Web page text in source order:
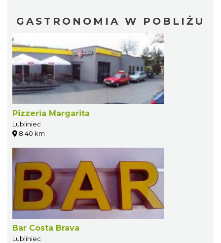
GASTRONOMIA W POBLIŻU
Pizzeria Margarita
Lubliniec
8.40 km
Bar Costa Brava
Lubliniec